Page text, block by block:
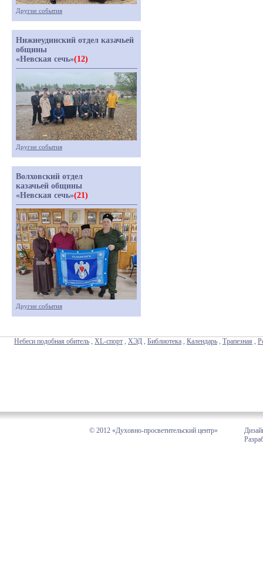
Другие события
Нижнеудинский отдел казачьей
общины
«Невская сечь»(12)
Другие события
Волховский отдел
казачьей общины
«Невская сечь»(21)
Другие события
Небеси подобная обитель , XL-спорт , ХЭД , Библиотека , Календарь , Трапезная ,
© 2012 «Духовно-просветительский центр»